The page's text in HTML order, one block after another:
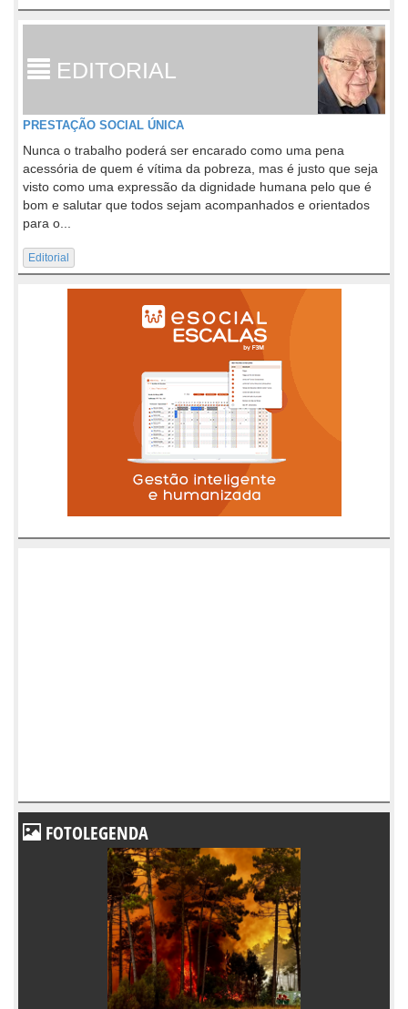
EDITORIAL
PRESTAÇÃO SOCIAL ÚNICA
Nunca o trabalho poderá ser encarado como uma pena
acessória de quem é vítima da pobreza, mas é justo que seja
visto como uma expressão da dignidade humana pelo que é
bom e salutar que todos sejam acompanhados e orientados
para o...
Editorial
FOTOLEGENDA